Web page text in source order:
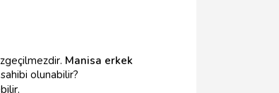
Manisa erkek
olunabilir?